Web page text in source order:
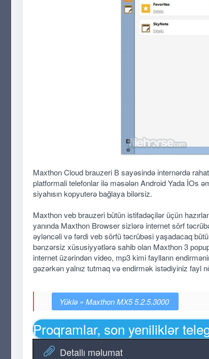
Maxthon Cloud brauzeri В sayəsində internərdə
platformali telefonlar ilə məsələn Android Yada İOs
siyahısın kopyuterə bağlaya bilərsiz.
Maxthon veb brauzeri bütün istifadəçilər üçün
yanında Maxthon Browser sizlərə internet sörf
əyləncəli və fərdi veb sörfü təcrübəsi yaşadacaq
bənzərsiz xüsusiyyətlərə sahib olan Maxthon 3
internet üzərindən video, mp3 kimi faylların
gəzərkən yalnız tutmaq və endirmək istədiyiniz fayl
Maxthon MX5 5.2.5.3000
Proqramlar, son yeniliklər
Detallı məlumat